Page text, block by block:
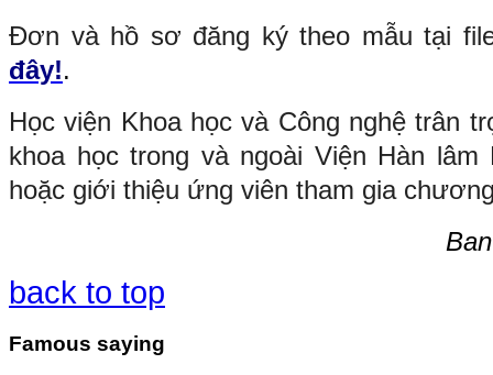
Đơn và hồ sơ đăng ký theo mẫu tại
đây!.
Học viện Khoa học và Công nghệ trân
khoa học trong và ngoài Viện Hàn lâm
hoặc giới thiệu ứng viên tham gia
back to top
Famous saying